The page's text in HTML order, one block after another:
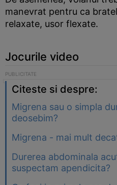
manevrat pentru ca
relaxate, usor flexate.
Jocurile video
Citeste si despre:
Migrena sau o simpla
deosebim?
Migrena - mai mult
Durerea abdominala
suspectam apendicita?